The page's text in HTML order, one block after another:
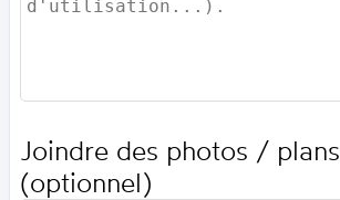
Joindre des photos / plans
(optionnel)